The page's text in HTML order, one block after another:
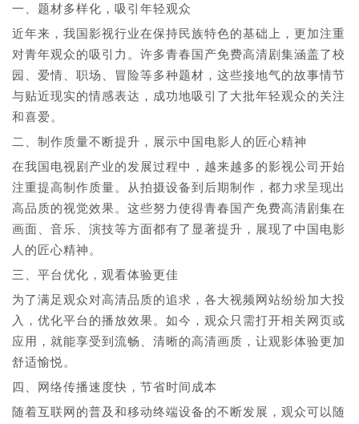
一、题材多样化，吸引年轻观众
近年来，我国影视行业在保持民族特色的基础上，更加注重
对青年观众的吸引力。许多青春国产免费高清剧集涵盖了校
园、爱情、职场、冒险等多种题材，这些接地气的故事情节
与贴近现实的情感表达，成功地吸引了大批年轻观众的关注
和喜爱。
二、制作质量不断提升，展示中国电影人的匠心精神
在我国电视剧产业的发展过程中，越来越多的影视公司开始
注重提高制作质量。从拍摄设备到后期制作，都力求呈现出
高品质的视觉效果。这些努力使得青春国产免费高清剧集在
画面、音乐、演技等方面都有了显著提升，展现了中国电影
人的匠心精神。
三、平台优化，观看体验更佳
为了满足观众对高清品质的追求，各大视频网站纷纷加大投
入，优化平台的播放效果。如今，观众只需打开相关网页或
应用，就能享受到流畅、清晰的高清画质，让观影体验更加
舒适愉悦。
四、网络传播速度快，节省时间成本
随着互联网的普及和移动终端设备的不断发展，观众可以随